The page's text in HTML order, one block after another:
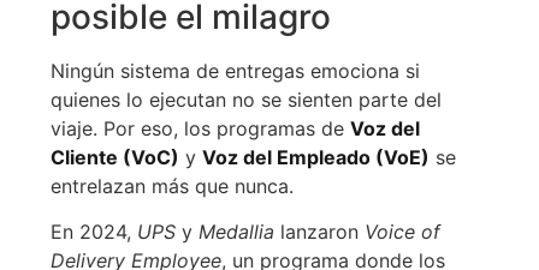
posible el milagro
Ningún sistema de entregas emociona si
quienes lo ejecutan no se sienten parte del
viaje. Por eso, los programas de Voz del
Cliente (VoC) y Voz del Empleado (VoE) se
entrelazan más que nunca.
En 2024, UPS y Medallia lanzaron Voice of
Delivery Employee, un programa donde los